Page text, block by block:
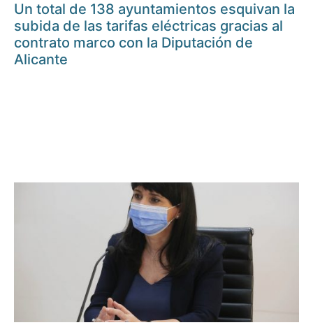
Un total de 138 ayuntamientos esquivan la
subida de las tarifas eléctricas gracias al
contrato marco con la Diputación de
Alicante